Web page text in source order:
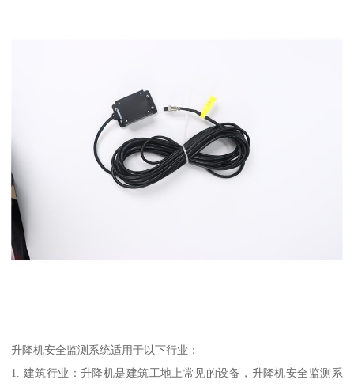
升降机安全监测系统适用于以下行业：
1. 建筑行业：升降机是建筑工地上常见的设备，升降机安全监测系